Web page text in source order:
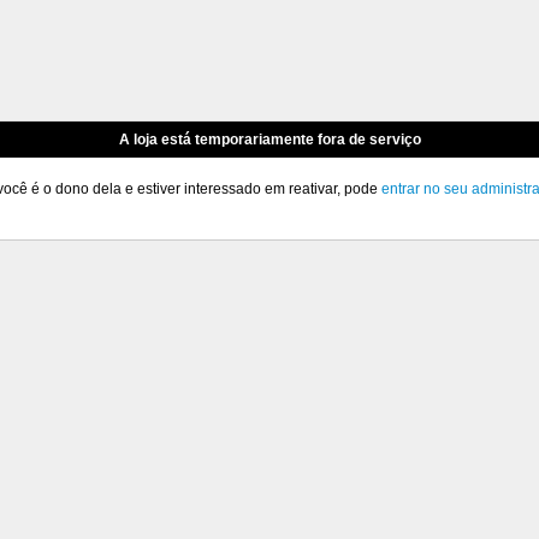
A loja está temporariamente fora de serviço
é o dono dela e estiver interessado em reativar, pode entrar no seu